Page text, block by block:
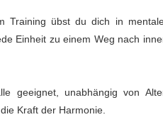
Training übst du dich in
Einheit zu einem Weg nach
geeignet, unabhängig von
Kraft der Harmonie.